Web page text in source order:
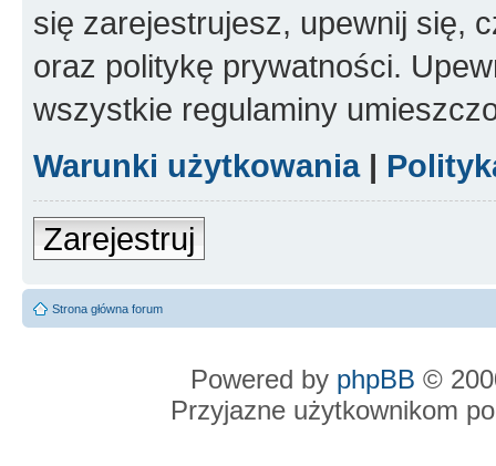
się zarejestrujesz, upewnij się,
oraz politykę prywatności.
wszystkie regulaminy
Warunki użytkowania|
Zarejestruj
Strona główna forum
Powered by phpBB ©
Przyjazne użytkownikom